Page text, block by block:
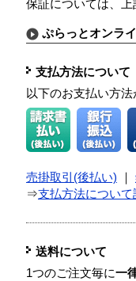
保証については、
ぷらっとオンラ
支払方法について
以下のお支払い方法
売掛取引(後払い)
⇒支払方法について
送料について
1つのご注文毎に一